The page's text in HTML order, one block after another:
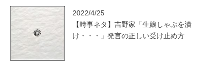
2022/4/25
【時事ネタ】吉野家「生娘しゃぶを漬
け・・・」発言の正しい受け止め方